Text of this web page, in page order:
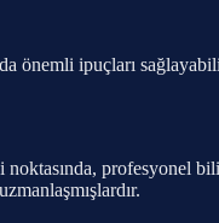
önemli ipuçları
noktasında,